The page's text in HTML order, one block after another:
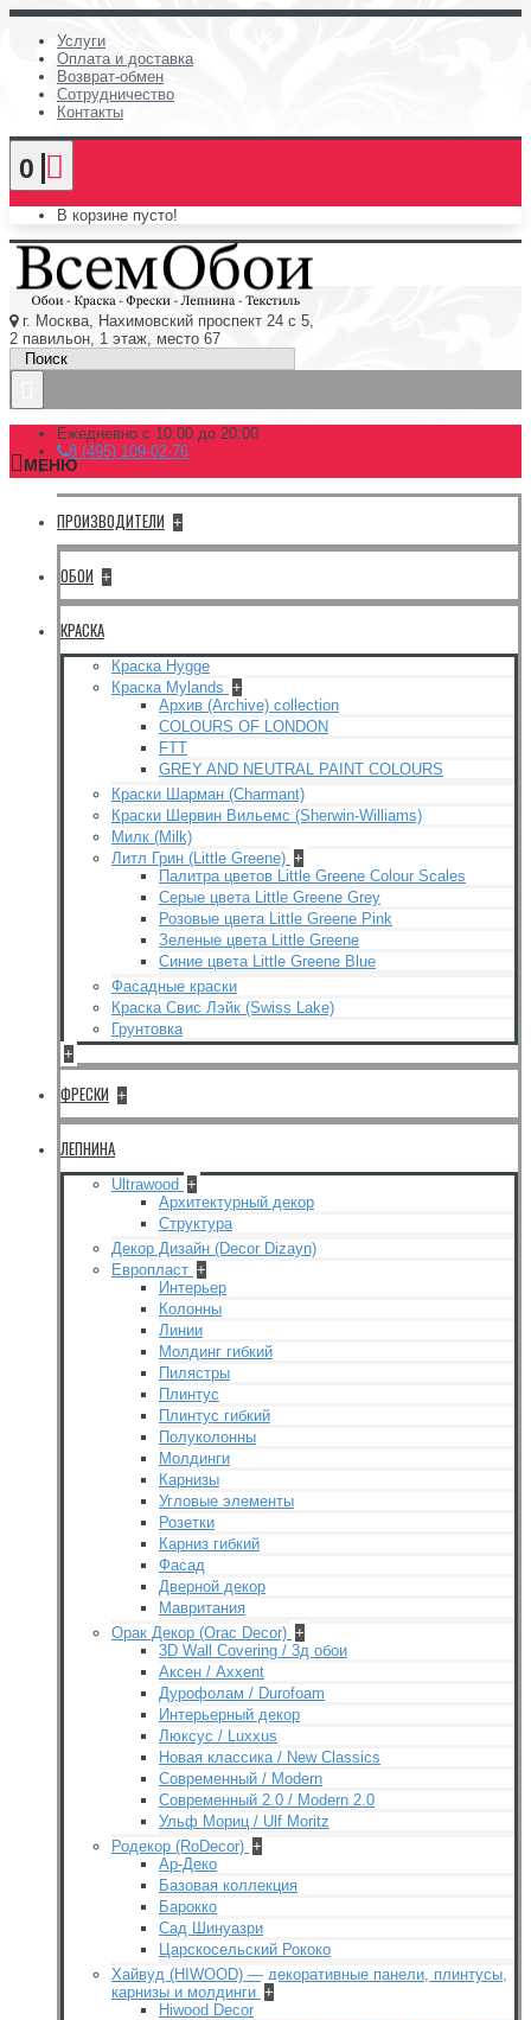
Услуги
Оплата и доставка
Возврат-обмен
Сотрудничество
Контакты
0
В корзине пусто!
г. Москва, Нахимовский проспект 24 с 5,
2 павильон, 1 этаж, место 67
Ежедневно с 10:00 до 20:00
8 (495) 109-02-76
МЕНЮ
ПРОИЗВОДИТЕЛИ +
ОБОИ +
КРАСКА
Краска Hygge
Краска Mylands +
Архив (Archive) collection
COLOURS OF LONDON
FTT
GREY AND NEUTRAL PAINT COLOURS
Краски Шарман (Charmant)
Краски Шервин Вильемс (Sherwin-Williams)
Милк (Milk)
Литл Грин (Little Greene) +
Палитра цветов Little Greene Colour Scales
Серые цвета Little Greene Grey
Розовые цвета Little Greene Pink
Зеленые цвета Little Greene
Синие цвета Little Greene Blue
Фасадные краски
Краска Свис Лэйк (Swiss Lake)
Грунтовка
+
ФРЕСКИ +
ЛЕПНИНА
Ultrawood +
Архитектурный декор
Структура
Декор Дизайн (Decor Dizayn)
Европласт +
Интерьер
Колонны
Линии
Молдинг гибкий
Пилястры
Плинтус
Плинтус гибкий
Полуколонны
Молдинги
Карнизы
Угловые элементы
Розетки
Карниз гибкий
Фасад
Дверной декор
Мавритания
Орак Декор (Orac Decor) +
3D Wall Covering / 3д обои
Аксен / Axxent
Дурофолам / Durofoam
Интерьерный декор
Люксус / Luxxus
Новая классика / New Classics
Современный / Modern
Современный 2.0 / Modern 2.0
Ульф Мориц / Ulf Moritz
Родекор (RoDecor) +
Ар-Деко
Базовая коллекция
Барокко
Сад Шинуазри
Царскосельский Рококо
Хайвуд (HIWOOD) — декоративные панели, плинтусы,
карнизы и молдинги +
Hiwood Decor